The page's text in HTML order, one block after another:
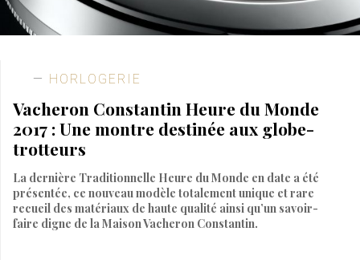
HORLOGERIE
Vacheron Constantin Heure du Monde
2017 : Une montre destinée aux globe-
trotteurs
La dernière Traditionnelle Heure du Monde en date a été
présentée, ce nouveau modèle totalement unique et rare
recueil des matériaux de haute qualité ainsi qu’un savoir-
faire digne de la Maison Vacheron Constantin.